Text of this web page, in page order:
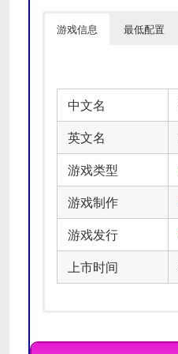
游戏信息 最低配置
中文名
英文名
游戏类型
游戏制作
游戏发行
上市时间